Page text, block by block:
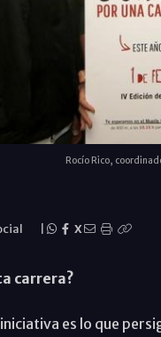
Rocío Rico,
X
carrera?
es lo que